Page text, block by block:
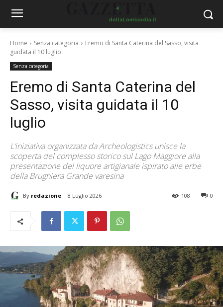
Home Senza categoria
Eremo di Santa Caterina del Sasso, visita
guidata il 10 luglio
Senza categoria
Eremo di Santa Caterina del
Sasso, visita guidata il 10
luglio
L’iniziativa organizzata da Archeologistics unisce la
scoperta del complesso storico sul Lago Maggiore alla
presentazione del liquore artigianale ispirato alle erbe
della Brughiera Grande varesina
By redazione 8 Luglio 2026 0
108